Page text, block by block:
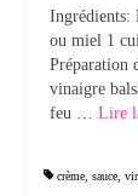
Ingrédients:
ou miel 1
Préparation
vinaigre
feu … Lire
crème sauce